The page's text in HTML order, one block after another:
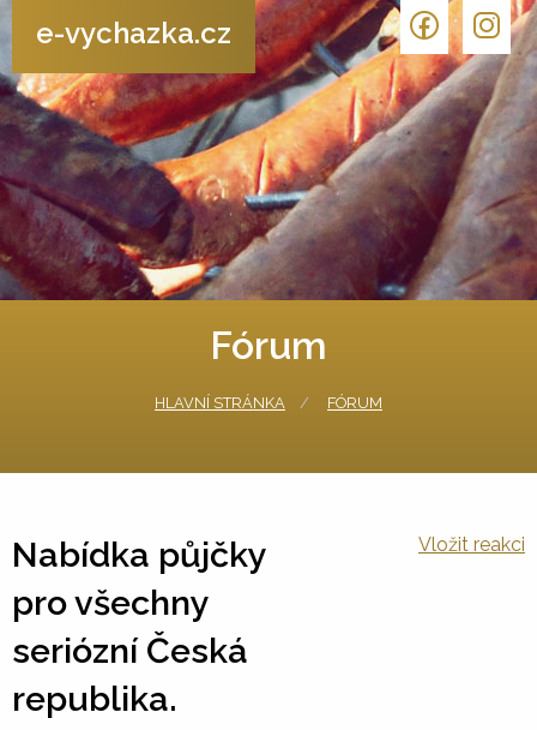
e-vychazka.cz
Fórum
HLAVNÍ STRÁNKA FÓRUM
Nabídka půjčky
pro všechny
seriózní Česká
republika.
Vložit reakci